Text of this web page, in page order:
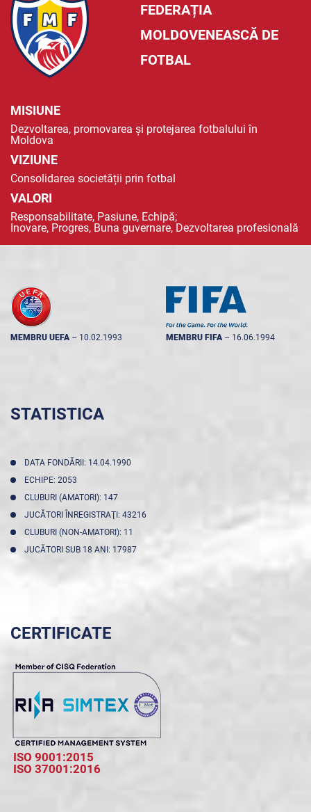
FEDERAȚIA
MOLDOVENEASCĂ DE
FOTBAL
MISIUNE
Dezvoltarea, promovarea și protejarea fotbalului în
Moldova
VIZIUNE
Consolidarea societății prin fotbal
VALORI
Responsabilitate, Pasiune, Echipă;
Inovare, Progres, Buna guvernare, Dezvoltarea profesională
MEMBRU UEFA -- 10.02.1993 MEMBRU FIFA -- 16.06.1994
STATISTICA
DATA FONDĂRII: 14.04.1990
ECHIPE: 2053
CLUBURI (AMATORI): 147
JUCĂTORI ÎNREGISTRAŢI: 43216
CLUBURI (NON-AMATORI): 11
JUCĂTORI SUB 18 ANI: 17987
CERTIFICATE
ISO 9001:2015
ISO 37001:2016